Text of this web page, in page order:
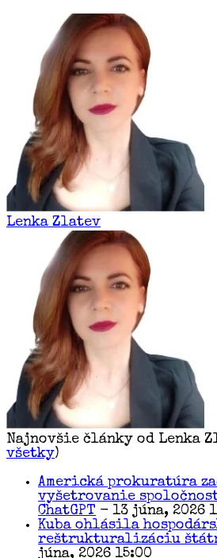
Lenka Zlatev
Najnovšie články od Lenka
všetky)
Americká prokuratúra
vyšetrovanie
ChatGPT - 13 júna, 2026
Kuba ohlásila
reštrukturalizáciu
júna, 2026 15:00